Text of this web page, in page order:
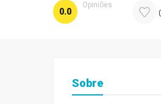
0.0
Opiniões
Sobre